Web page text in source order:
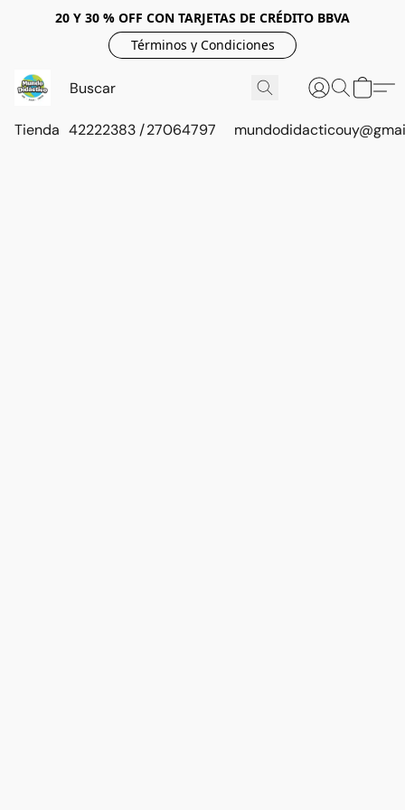
20 Y 30 % OFF CON TARJETAS DE CRÉDITO BBVA
Términos y Condiciones
Tienda 42222383 / 27064797